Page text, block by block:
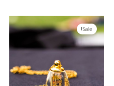
Sale!
המחיר
המקורי
היה:
72.00 ₪.
הנוכחי
הוא: